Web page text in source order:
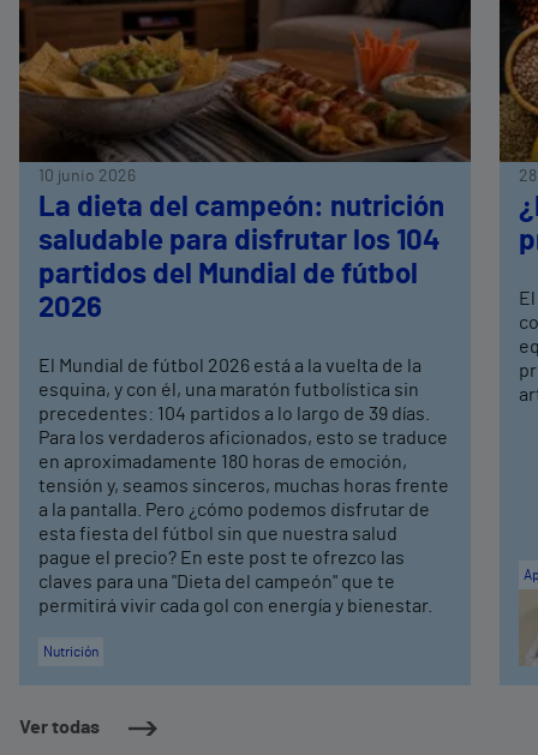
Ver todas
10 junio 2026
La dieta del campeón: nutrición
saludable para disfrutar los 104
partidos del Mundial de fútbol
2026
El Mundial de fútbol 2026 está a la vuelta de la
esquina, y con él, una maratón futbolística sin
precedentes: 104 partidos a lo largo de 39 días.
Para los verdaderos aficionados, esto se traduce
en aproximadamente 180 horas de emoción,
tensión y, seamos sinceros, muchas horas frente
a la pantalla. Pero ¿cómo podemos disfrutar de
esta fiesta del fútbol sin que nuestra salud
pague el precio? En este post te ofrezco las
claves para una "Dieta del campeón" que te
permitirá vivir cada gol con energía y bienestar.
Nutrición